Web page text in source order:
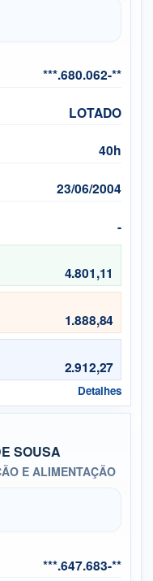
***.680.062-**
LOTADO
40h
23/06/2004
-
4.801,11
1.888,84
2.912,27
Detalhes
SOUSA
E ALIMENTAÇÃO
***.647.683-**